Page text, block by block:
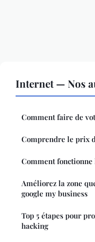
Internet — Nos
Comment faire de
Comprendre le prix
Comment fonctionne
Améliorez la zone
google my business
Top 5 étapes pour
hacking